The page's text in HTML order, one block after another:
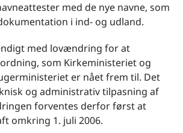
med de nye navne, som
i ind- og udland.
med lovændring for at
som Kirkeministeriet og
er nået frem til. Det
og administrativ tilpasning af
forventes derfor først at
omkring 1. juli 2006.